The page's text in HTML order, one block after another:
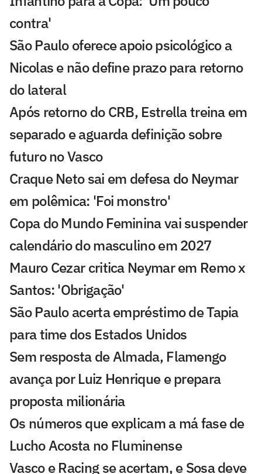
contra'
São Paulo oferece apoio psicológico a
Nicolas e não define prazo para retorno
do lateral
Após retorno do CRB, Estrella treina em
separado e aguarda definição sobre
futuro no Vasco
Craque Neto sai em defesa do Neymar
em polêmica: 'Foi monstro'
Copa do Mundo Feminina vai suspender
calendário do masculino em 2027
Mauro Cezar critica Neymar em Remo x
Santos: 'Obrigação'
São Paulo acerta empréstimo de Tapia
para time dos Estados Unidos
Sem resposta de Almada, Flamengo
avança por Luiz Henrique e prepara
proposta milionária
Os números que explicam a má fase de
Lucho Acosta no Fluminense
Vasco e Racing se acertam, e Sosa deve